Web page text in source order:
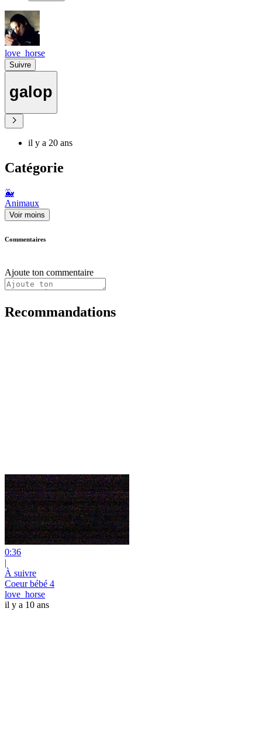
love_horse
Suivre
galop
il y a 20 ans
Catégorie
🐳
Animaux
Voir moins
Commentaires
Ajoute ton commentaire
Recommandations
0:36
|
À suivre
Coeur bébé 4
love_horse
il y a 10 ans